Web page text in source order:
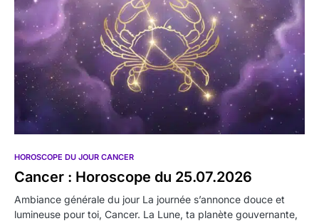
HOROSCOPE DU JOUR CANCER
Cancer : Horoscope du 25.07.2026
Ambiance générale du jour La journée s’annonce douce et
lumineuse pour toi, Cancer. La Lune, ta planète gouvernante,